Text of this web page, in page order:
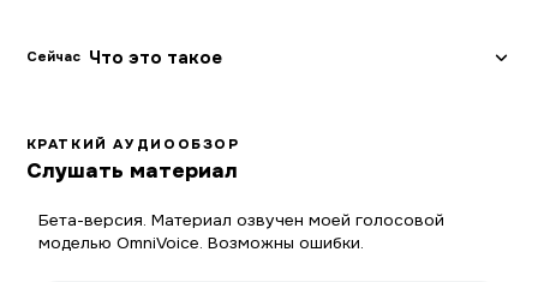
Сейчас Что это такое
КРАТКИЙ АУДИООБЗОР
Слушать материал
Бета-версия. Материал озвучен моей голосовой
моделью OmniVoice. Возможны ошибки.